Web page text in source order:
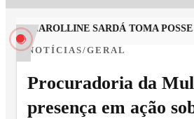
CAROLLINE SARDÁ TOMA POSSE
NOTÍCIAS/GERAL
Procuradoria da
presença em ação